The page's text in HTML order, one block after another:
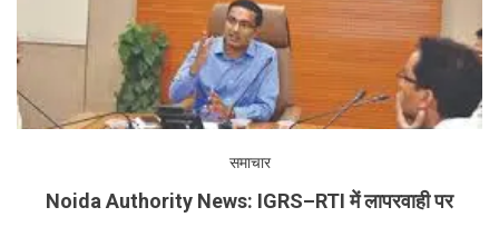
समाचार
Noida Authority News: IGRS–RTI में लापरवाही पर